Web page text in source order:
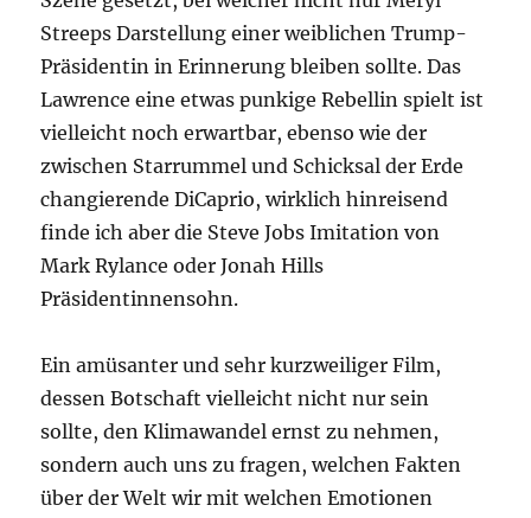
Streeps Darstellung einer weiblichen Trump-
Präsidentin in Erinnerung bleiben sollte. Das
Lawrence eine etwas punkige Rebellin spielt ist
vielleicht noch erwartbar, ebenso wie der
zwischen Starrummel und Schicksal der Erde
changierende DiCaprio, wirklich hinreisend
finde ich aber die Steve Jobs Imitation von
Mark Rylance oder Jonah Hills
Präsidentinnensohn.
Ein amüsanter und sehr kurzweiliger Film,
dessen Botschaft vielleicht nicht nur sein
sollte, den Klimawandel ernst zu nehmen,
sondern auch uns zu fragen, welchen Fakten
über der Welt wir mit welchen Emotionen